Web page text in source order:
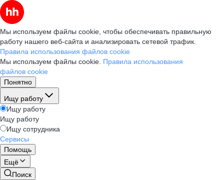
Мы используем файлы cookie, чтобы обеспечивать правильную
работу нашего веб-сайта и анализировать сетевой трафик.
Правила использования файлов cookie
Мы используем файлы cookie. Правила использования
файлов cookie
Понятно
Ищу работу
Ищу работу
Ищу работу
Ищу сотрудника
Сервисы
Помощь
Ещё
Поиск